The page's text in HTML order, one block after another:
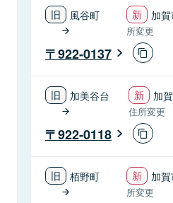
風谷町 加
所変更
922-0137
加美谷台 加
住所変更
922-0118
栢野町 加
所変更